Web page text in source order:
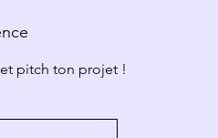
pitch ton projet !